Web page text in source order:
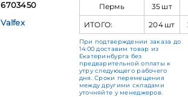
6703450
Valfex
Пермь
35 шт
ИТОГО:
204 шт
При подтверждении заказа до
14:00 доставим товар из
Екатеринбурга без
предварительной оплаты к
утру следующего рабочего
дня. Сроки перемещения
между другими складами
уточняйте у менеджеров.